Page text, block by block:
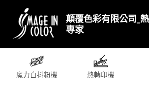
顛覆色彩有限公司_
專家
魔力白抖粉機 熱轉印機